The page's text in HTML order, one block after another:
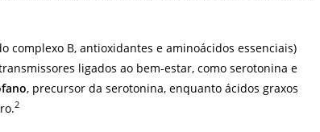
complexo B, antioxidantes e aminoácidos essenciais)
ligados ao bem-estar, como serotonina e
, precursor da serotonina, enquanto ácidos graxos
2